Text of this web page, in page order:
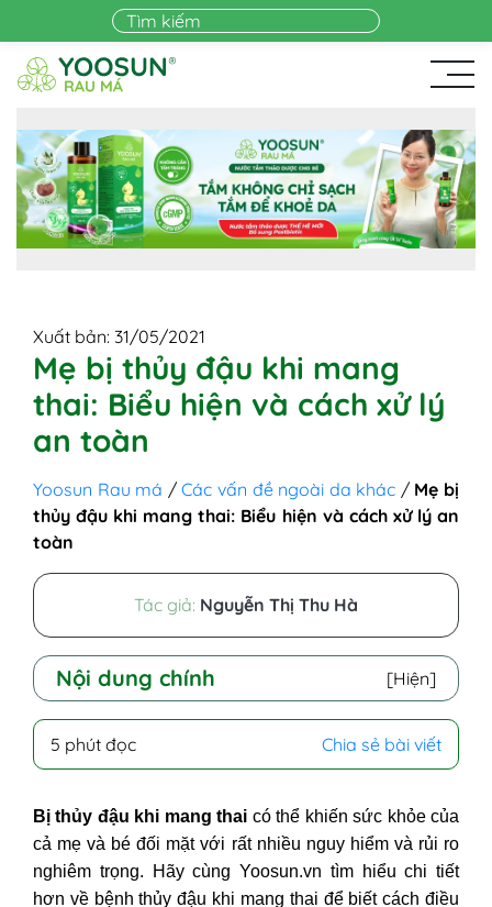
Skip to main content
Xuất bản: 31/05/2021
Mẹ bị thủy đậu khi mang
thai: Biểu hiện và cách xử lý
an toàn
Yoosun Rau má /Các vấn đề ngoài da khác / Mẹ bị
thủy đậu khi mang thai: Biểu hiện và cách xử lý an
toàn
Tác giả: Nguyễn Thị Thu Hà
Nội dung chính [Hiện]
I - Nguyên nhân phụ nữ mang thai
bị thủy đậu
thai
III - Mang bầu bị thuỷ đậu có sao
không?
5 phút đọc Chia sẻ bài viết
Bị thủy đậu khi mang thai có thể khiến sức khỏe của
cả mẹ và bé đối mặt với rất nhiều nguy hiểm và rủi ro
nghiêm trọng. Hãy cùng Yoosun.vn tìm hiểu chi tiết
hơn về bệnh thủy đậu khi mang thai để biết cách điều